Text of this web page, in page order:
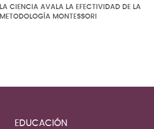
LA CIENCIA AVALA LA EFECTIVIDAD DE LA
METODOLOGÍA MONTESSORI
EDUCACIÓN